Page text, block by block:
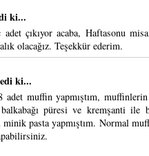
ki...
çıkıyor acaba, Haftasonu
olacağız. Teşekkür ederim.
ki...
muffin yapmıştım,
püresi ve kremşanti ile
pasta yapmıştım. Normal